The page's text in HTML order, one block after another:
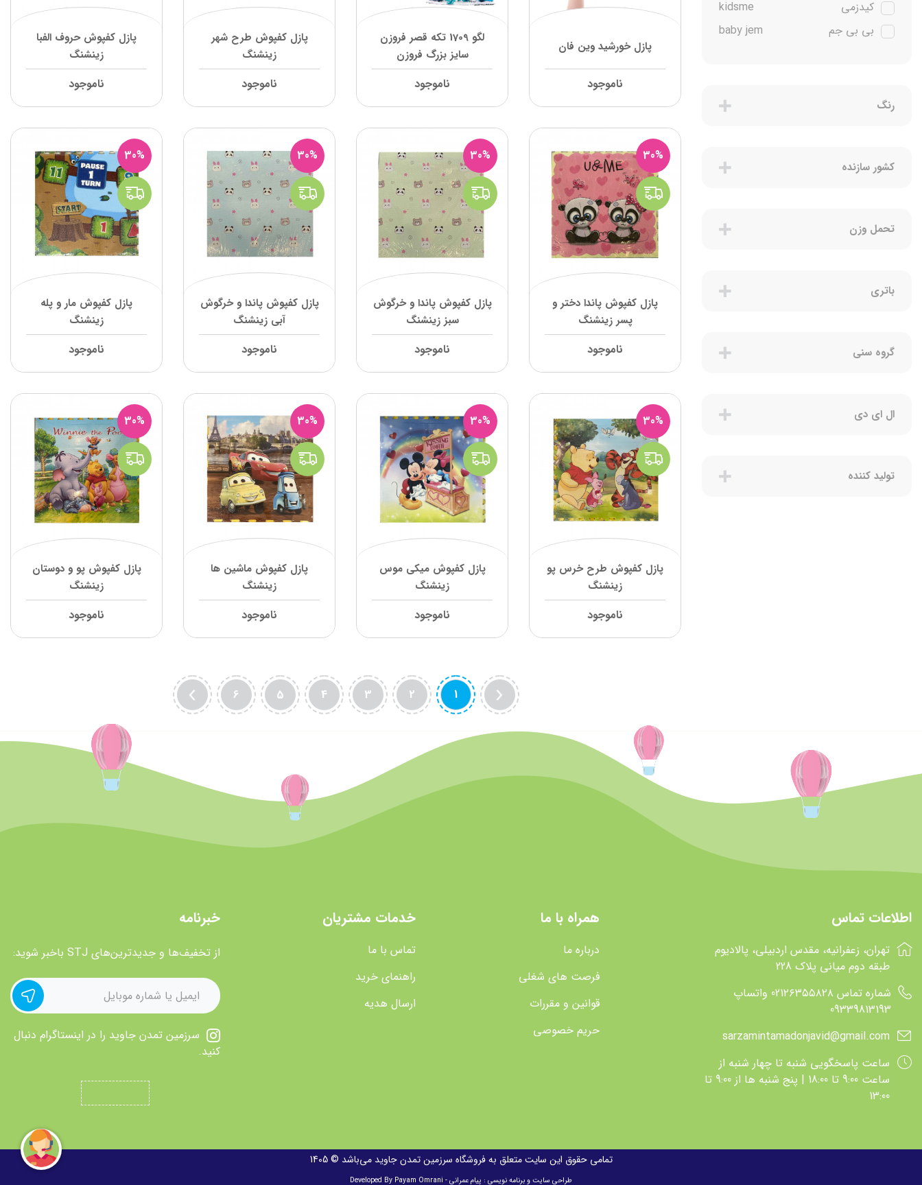
کیدزمی
kidsme
بی بی جم
baby jem
Nuby
فرش
Frosch
یونی بی بی
uni baby
ناک
Nuk
ماستلا
Mustela
مای هپی پلنت
My Happy Planet
Panadol
پالی
گراکو
فونا بی بی
پیرکاردین
pirre cardin
سامر
اینگلزینا
inglesina
جی بی
GB
جین
Jane
ریکارو
هوآنگر
Huanger
رنگ
کشور سازنده
تحمل وزن
باتری
گروه سنی
ال ای دی
تولید کننده
پازل خورشید وین فان
ناموجود
لگو 1709 تکه قصر فروزن
سایز بزرگ فروزن
ناموجود
پازل کفپوش طرح شهر
زینشنگ
ناموجود
پازل کفپوش حروف الفبا
زینشنگ
ناموجود
30%
پازل کفپوش پاندا دختر و
پسر زینشنگ
ناموجود
30%
پازل کفپوش پاندا و خرگوش
سبز زینشنگ
ناموجود
30%
پازل کفپوش پاندا و خرگوش
آبی زینشنگ
ناموجود
30%
پازل کفپوش مار و پله
زینشنگ
ناموجود
30%
پازل کفپوش طرح خرس پو
زینشنگ
ناموجود
30%
پازل کفپوش میکی موس
زینشنگ
ناموجود
30%
پازل کفپوش ماشین ها
زینشنگ
ناموجود
30%
پازل کفپوش پو و دوستان
زینشنگ
ناموجود
1
2
3
4
5
6
اطلاعات تماس
تهران، زعفرانیه، مقدس اردبیلی، پالادیوم
طبقه دوم میانی پلاک 228
شماره تماس 021۲۶۳۵۵۸۲۸ واتساپ
09339813193
sarzamintamadonjavid@gmail.com
ساعت پاسخگويي شنبه تا چهار شنبه از
ساعت 9:00 تا 18:00 | پنج شنبه ها از 9:00 تا
13:00
همراه با ما
درباره ما
فرصت های شغلی
قوانین و مقررات
حریم خصوصی
خدمات مشتریان
تماس با ما
راهنمای خرید
ارسال هدیه
خبرنامه
از تخفیف‌ها و جدیدترین‌های STJ باخبر شوید:
سرزمین تمدن جاوید را در اینستاگرام دنبال
کنید.
تمامی حقوق این سایت متعلق به فروشگاه سرزمین تمدن جاوید می‌باشد ©1405
طراحی سایت و برنامه نویسی : پیام عمرانی - Developed By Payam Omrani